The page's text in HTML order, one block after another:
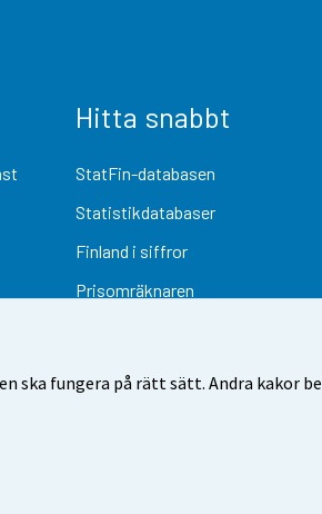
ska fungera på rätt sätt. Andra kakor
Hitta snabbt
StatFin-databasen
Statistikdatabaser
Finland i siffror
Prisomräknaren